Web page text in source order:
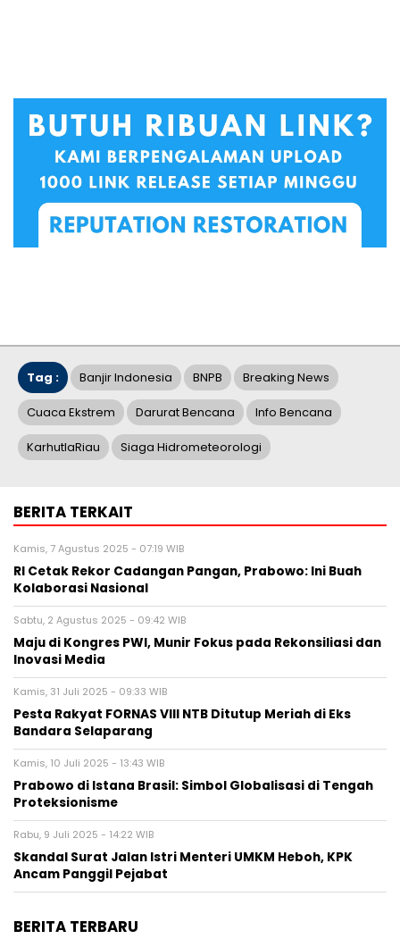
Tag : Banjir Indonesia BNPB Breaking News
Cuaca Ekstrem Darurat Bencana Info Bencana
KarhutlaRiau Siaga Hidrometeorologi
BERITA TERKAIT
Kamis, 7 Agustus 2025 - 07:19 WIB
RI Cetak Rekor Cadangan Pangan, Prabowo: Ini Buah
Kolaborasi Nasional
Sabtu, 2 Agustus 2025 - 09:42 WIB
Maju di Kongres PWI, Munir Fokus pada Rekonsiliasi dan
Inovasi Media
Kamis, 31 Juli 2025 - 09:33 WIB
Pesta Rakyat FORNAS VIII NTB Ditutup Meriah di Eks
Bandara Selaparang
Kamis, 10 Juli 2025 - 13:43 WIB
Prabowo di Istana Brasil: Simbol Globalisasi di Tengah
Proteksionisme
Rabu, 9 Juli 2025 - 14:22 WIB
Skandal Surat Jalan Istri Menteri UMKM Heboh, KPK
Ancam Panggil Pejabat
BERITA TERBARU